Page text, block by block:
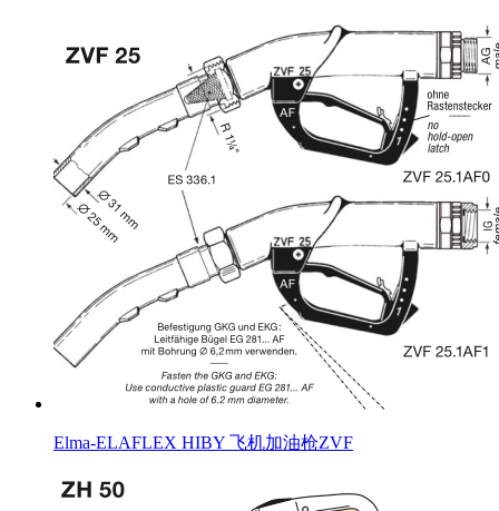
Elma-ELAFLEX HIBY 飞机加油枪ZVF